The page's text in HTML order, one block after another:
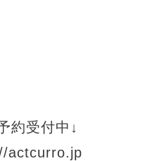
約受付中↓
actcurro.jp